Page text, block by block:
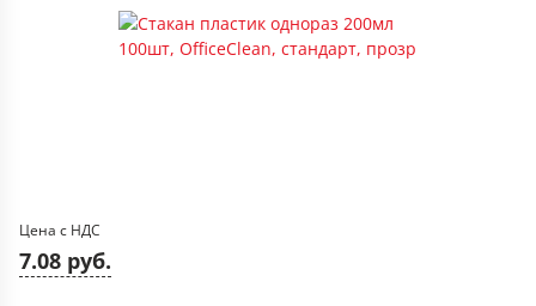
Цена с НДС
7.08 руб.